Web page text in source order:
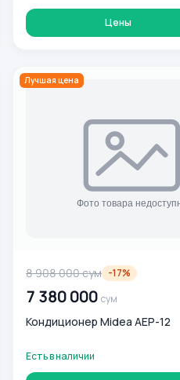
Цены
Кондиционер Midea AEP-12
Лучшая цена
8 908 000сум -17%
7 380 000 сум
Кондиционер Midea AEP-12
Есть в наличии